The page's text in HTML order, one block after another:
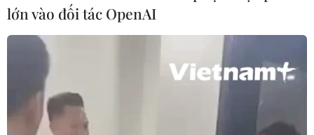
hưởng ra sao khi bão số 3 Kujira đi
vào Biển Đông?
05/08/2026 04:56
lớn vào đối tác OpenAI